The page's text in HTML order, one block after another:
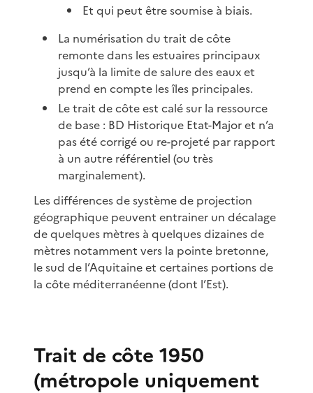
Et qui peut être soumise à biais.
La numérisation du trait de côte
remonte dans les estuaires principaux
jusqu’à la limite de salure des eaux et
prend en compte les îles principales.
Le trait de côte est calé sur la ressource
de base : BD Historique Etat-Major et n’a
pas été corrigé ou re-projeté par rapport
à un autre référentiel (ou très
marginalement).
Les différences de système de projection
géographique peuvent entrainer un décalage
de quelques mètres à quelques dizaines de
mètres notamment vers la pointe bretonne,
le sud de l’Aquitaine et certaines portions de
la côte méditerranéenne (dont l’Est).
Trait de côte 1950
(métropole uniquement